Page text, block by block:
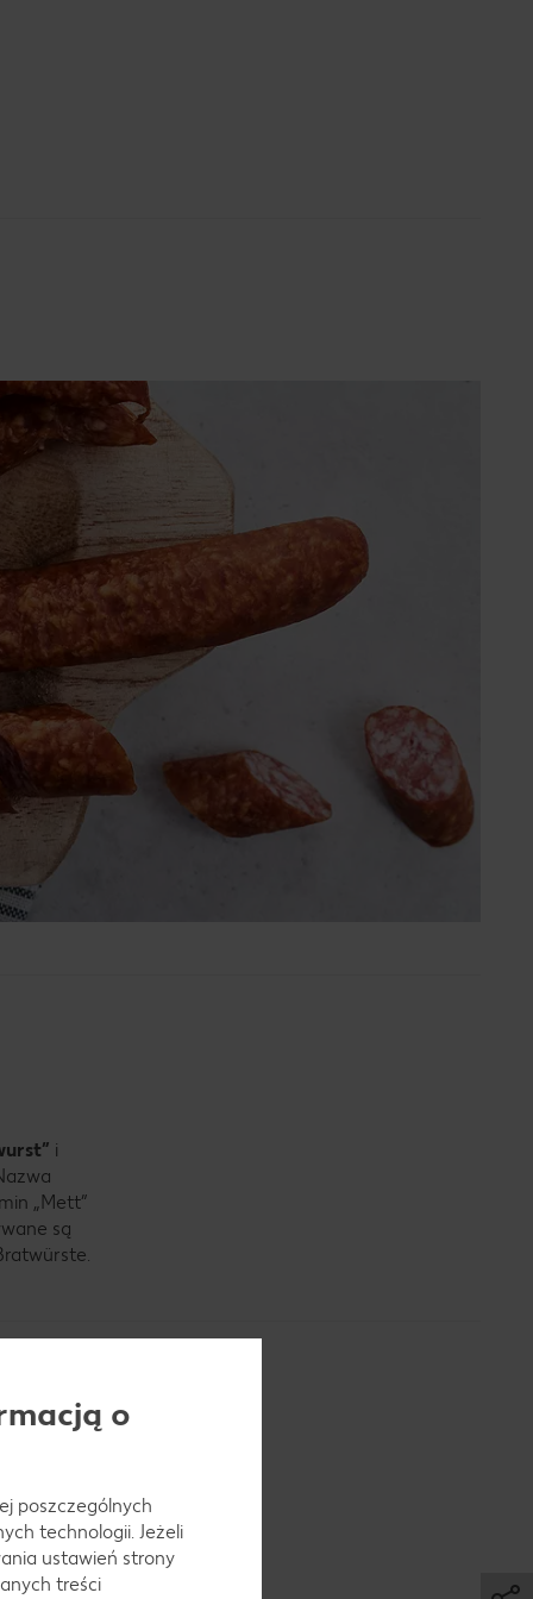
i
„Mett”
są
o
poszczególnych
technologii. Jeżeli
ustawień strony
treści